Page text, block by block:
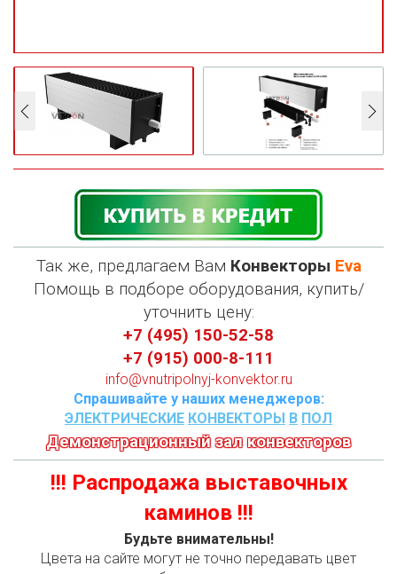
Так же, предлагаем Вам Конвекторы Eva
Помощь в подборе оборудования, купить/
уточнить цену:
+7 (495) 150-52-58
+7 (915) 000-8-111
info@vnutripolnyj-konvektor.ru
Спрашивайте у наших менеджеров:
ЭЛЕКТРИЧЕСКИЕ КОНВЕКТОРЫ В ПОЛ
Демонстрационный зал конвекторов
!!! Распродажа выставочных
каминов !!!
Будьте внимательны!
Цвета на сайте могут не точно передавать цвет